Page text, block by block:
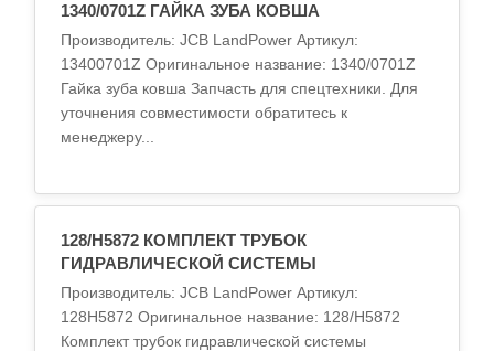
1340/0701Z ГАЙКА ЗУБА КОВША
Производитель: JCB LandPower Артикул:
13400701Z Оригинальное название: 1340/0701Z
Гайка зуба ковша Запчасть для спецтехники. Для
уточнения совместимости обратитесь к
менеджеру...
128/H5872 КОМПЛЕКТ ТРУБОК
ГИДРАВЛИЧЕСКОЙ СИСТЕМЫ
Производитель: JCB LandPower Артикул:
128H5872 Оригинальное название: 128/H5872
Комплект трубок гидравлической системы